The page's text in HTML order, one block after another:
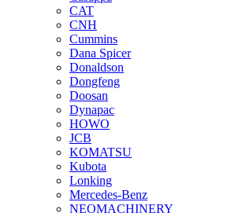
CAT
CNH
Cummins
Dana Spicer
Donaldson
Dongfeng
Doosan
Dynapac
HOWO
JCB
KOMATSU
Kubota
Lonking
Mercedes-Benz
NEOMACHINERY